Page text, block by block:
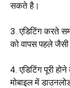
सकते है।
3. एडिटिंग करते
को वापस पहले
4. एडिटिंग पूरी
मोबाइल में